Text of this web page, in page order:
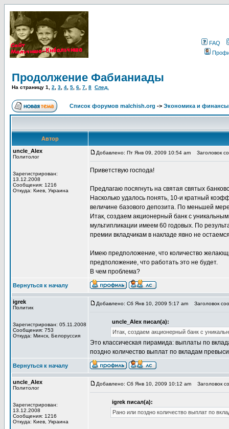
FAQ
Продолжение Фабианиады
На страницу 1 2 3 4 5 6 7 8 След.
Список форумов malchish.org -> Экономика и финансы
Автор
uncle_Alex
Политолог
Зарегистрирован:
13.12.2008
Сообщения: 1216
Откуда: Киев, Украина
Добавлено: Пт Янв 09, 2009 10:54 am Заголовок
Приветствую господа!
Предлагаю посягнуть на святая святых
Насколько удалось понять, 10-и кратный
величине базового депозита. По меньшей
Итак, создаем акционерный банк с
мультипликации имеем 60 годовых. По
премии вкладчикам в накладе явно не
Имею предположение, что количество
предположение, что работать это не будет.
В чем проблема?
Вернуться к началу
igrek
Политик
Зарегистрирован: 05.11.2008
Сообщения: 753
Откуда: Минск, Белоруссия
Добавлено: Сб Янв 10, 2009 5:17 am Заголовок
uncle_Alex писал(а):
Итак, создаем акционерный банк с
Это классическая пирамида: выплаты по
поздно количество выплат по вкладам
Вернуться к началу
uncle_Alex
Политолог
Зарегистрирован:
13.12.2008
Сообщения: 1216
Откуда: Киев, Украина
Добавлено: Сб Янв 10, 2009 10:12 am Заголовок
igrek писал(а):
Рано или поздно количество выплат по